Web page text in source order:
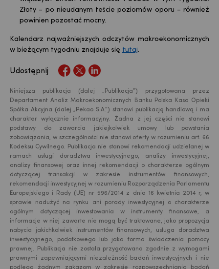
Złoty – po nieudanym teście poziomów oporu – również
powinien pozostać mocny.
Kalendarz najważniejszych odczytów makroekonomicznych
w bieżącym tygodniu znajduje się tutaj.
Udostępnij
Niniejsza publikacja (dalej „Publikacja”) przygotowana przez
Departament Analiz Makroekonomicznych Banku Polska Kasa Opieki
Spółka Akcyjna (dalej „Pekao S.A.”) stanowi publikację handlową i ma
charakter wyłącznie informacyjny. Żadna z jej części nie stanowi
podstawy do zawarcia jakiejkolwiek umowy lub powstania
zobowiązania, w szczególności nie stanowi oferty w rozumieniu art. 66
Kodeksu Cywilnego. Publikacja nie stanowi rekomendacji udzielanej w
ramach usługi doradztwa inwestycyjnego, analizy inwestycyjnej,
analizy finansowej oraz innej rekomendacji o charakterze ogólnym
dotyczącej transakcji w zakresie instrumentów finansowych,
rekomendacji inwestycyjnej w rozumieniu Rozporządzenia Parlamentu
Europejskiego i Rady (UE) nr 596/2014 z dnia 16 kwietnia 2014 r, w
sprawie nadużyć na rynku ani porady inwestycyjnej o charakterze
ogólnym dotyczącej inwestowania w instrumenty finansowe, a
informacje w niej zawarte nie mogą być traktowane, jako propozycja
nabycia jakichkolwiek instrumentów finansowych, usługa doradztwa
inwestycyjnego, podatkowego lub jako forma świadczenia pomocy
prawnej. Publikacja nie została przygotowana zgodnie z wymogami
prawnymi zapewniającymi niezależność badań inwestycyjnych i nie
podlega żadnym zakazom w zakresie rozpowszechniania badań
USD